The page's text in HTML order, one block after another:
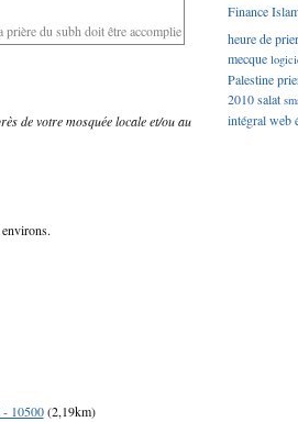
du subh doit être accomplie
de votre mosquée locale et/ou au
environs.
10500(2,19km)
Finance
heure de
mecque
Palestine
2010salat
intégralweb